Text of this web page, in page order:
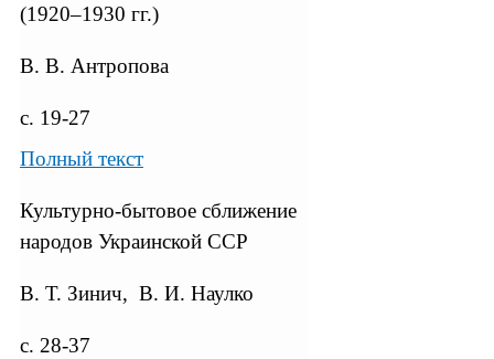
(1920–1930 гг.)
В. В. Антропова
с. 19-27
Полный текст
Культурно-бытовое сближение
народов Украинской ССР
В. Т. Зинич, В. И. Наулко
с. 28-37